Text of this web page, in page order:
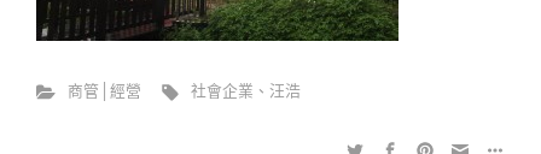
商管│經營 社會企業、汪浩